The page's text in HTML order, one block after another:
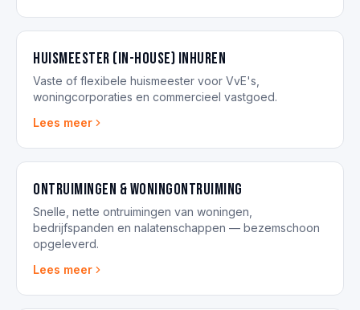
Huismeester (in-house) inhuren
Vaste of flexibele huismeester voor VvE's,
woningcorporaties en commercieel vastgoed.
Lees meer
Ontruimingen & woningontruiming
Snelle, nette ontruimingen van woningen,
bedrijfspanden en nalatenschappen — bezemschoon
opgeleverd.
Lees meer